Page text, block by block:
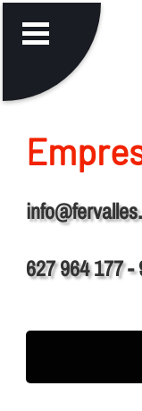
627 964 177 -